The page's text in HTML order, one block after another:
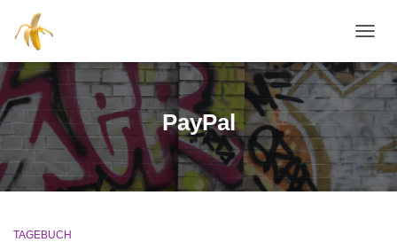
PayPal
TAGEBUCH